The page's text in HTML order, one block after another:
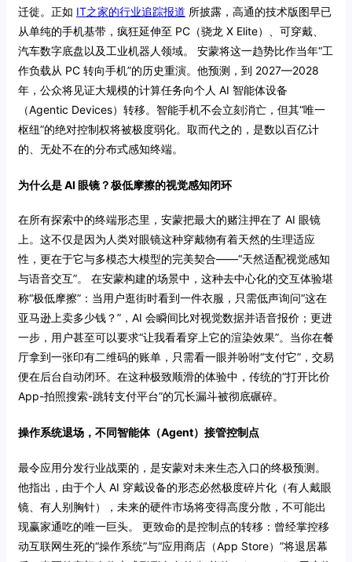
迁徙。正如 IT之家的行业追踪报道 所披露，高通的技术版图早已
从单纯的手机基带，疯狂延伸至 PC（骁龙 X Elite）、可穿戴、
汽车数字底盘以及工业机器人领域。 安蒙将这一趋势比作当年“工
作负载从 PC 转向手机”的历史重演。他预测，到 2027—2028
年，公众将见证大规模的计算任务向个人 AI 智能体设备
（Agentic Devices）转移。智能手机不会立刻消亡，但其“唯一
枢纽”的绝对控制权将被极度弱化。取而代之的，是数以百亿计
的、无处不在的分布式感知终端。
为什么是 AI 眼镜？极低摩擦的视觉感知闭环
在所有探索中的终端形态里，安蒙把最大的赌注押在了 AI 眼镜
上。这不仅是因为人类对眼镜这种穿戴物有着天然的生理适应
性，更在于它与多模态大模型的完美契合——“天然适配视觉感知
与语音交互”。 在安蒙构建的场景中，这种去中心化的交互体验堪
称“极低摩擦”：当用户逛街时看到一件衣服，只需低声询问“这在
亚马逊上卖多少钱？”，AI 会瞬间比对视觉数据并语音报价；更进
一步，用户甚至可以要求“让我看看穿上它的渲染效果”。当你在餐
厅拿到一张印有二维码的账单，只需看一眼并吩咐“支付它”，交易
便在后台自动闭环。在这种极致顺滑的体验中，传统的“打开比价
App-拍照搜索-跳转支付平台”的冗长漏斗被彻底碾碎。
操作系统退场，不同智能体（Agent）接管控制点
最令应用分发行业战栗的，是安蒙对未来生态入口的终极预测。
他指出，由于个人 AI 穿戴设备的形态必然极度碎片化（有人戴眼
镜、有人别胸针），未来的硬件市场将变得高度分散，不可能出
现赢家通吃的唯一巨头。 更致命的是控制点的转移：曾经掌控移
动互联网生死的“操作系统”与“应用商店（App Store）”将退居幕